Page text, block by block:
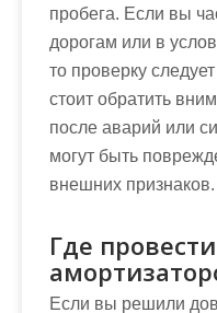
пробега. Если вы
дорогам или в
то проверку
стоит обратить
после аварий или
могут быть
внешних признаков.
Где
Если вы решили